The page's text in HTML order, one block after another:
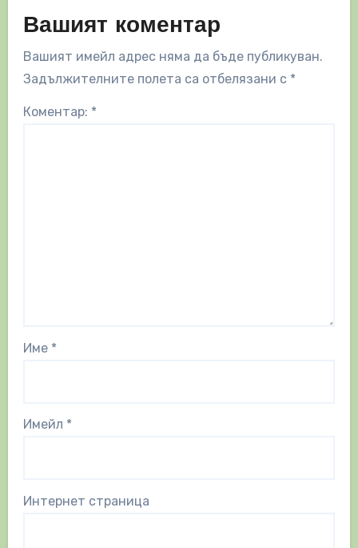
Вашият коментар
Вашият имейл адрес няма да бъде публикуван.
Задължителните полета са отбелязани с *
Коментар: *
Име *
Имейл *
Интернет страница